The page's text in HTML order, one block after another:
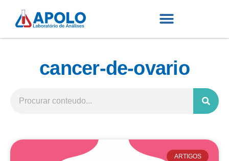
cancer-de-ovario
ARTIGOS